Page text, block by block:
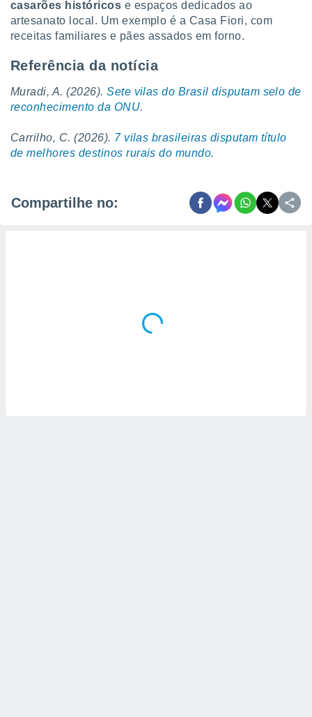
casarões históricos e espaços dedicados ao
artesanato local. Um exemplo é a Casa Fiori, com
receitas familiares e pães assados em forno.
Referência da notícia
Muradi, A. (2026).Sete vilas do Brasil disputam selo de
reconhecimento da ONU.
Carrilho, C. (2026). 7 vilas brasileiras disputam título
de melhores destinos rurais do mundo.
Compartilhe no: